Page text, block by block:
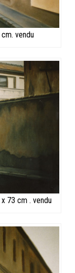
vendu
73 cm . vendu